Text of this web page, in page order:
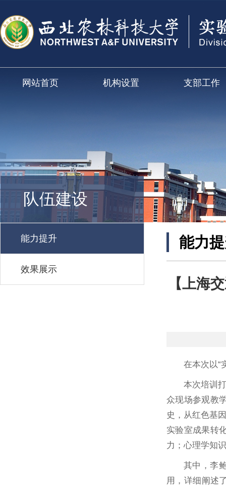
网站首页 机构设置 支部工作
队伍建设
能力提升
效果展示
能力
【上海
在本次以“
本次培训
众现场参观教
史，从红色基
实验室成果转
力；心理学知
其中，李
用，详细阐述